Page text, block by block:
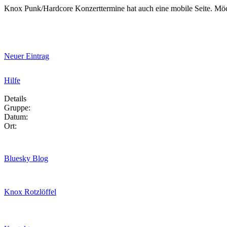
Knox Punk/Hardcore Konzerttermine hat auch eine mobile Seite.
Neuer Eintrag
Hilfe
Details
Gruppe:
Datum:
Ort:
Bluesky Blog
Knox Rotzlöffel